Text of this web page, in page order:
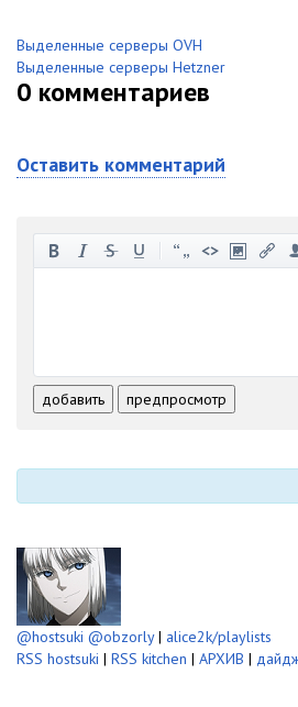
Выделенные серверы OVH
Выделенные серверы Hetzner
0 комментариев
Оставить комментарий
-
-
добавить предпросмотр
@hostsuki @obzorly| alice2k/playlists
RSS hostsuki | RSS kitchen | АРХИВ |